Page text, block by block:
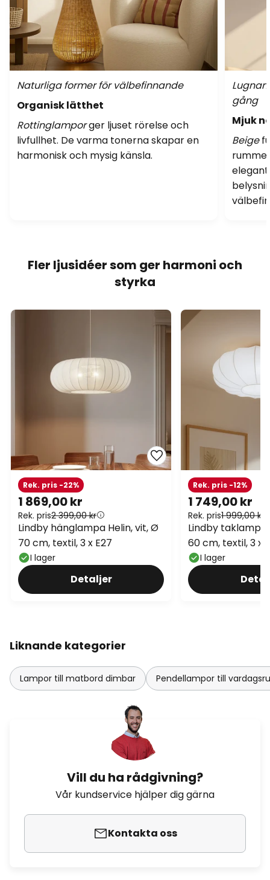
Naturliga former för välbefinnande
Organisk lätthet
Rottinglamporger ljuset rörelse och
livfullhet. De varma tonerna skapar en
harmonisk och mysig känsla.
gång
Mjuk
Beige
Fler ljusidéer som ger harmoni och
styrka
1 869,00 kr
Rek. pris2 399,00 kr
Rek. pris -22%
Lindby hänglampa Helin, vit, Ø
70 cm, textil, 3 x E27
I lager
Detaljer
1 749,00 kr
Rek. pris1 999,00 kr
Rek. pris -12%
Lindby taklampa
60 cm, textil, 3 x
I lager
Liknande kategorier
Lampor till matbord dimbar Pendellampor till
Vill du ha rådgivning?
Vår kundservice hjälper dig gärna
Kontakta oss